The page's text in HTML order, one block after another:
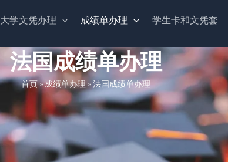
大学文凭办理 成绩单办理 学生卡和文凭套
法国成绩单办理
首页»成绩单办理»法国成绩单办理